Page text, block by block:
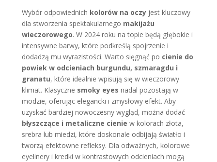
Wybór odpowiednich kolorów na oczyjest kluczowy
dla stworzenia spektakularnego makijażu
wieczorowego. W 2024 roku na topie będą głębokie i
intensywne barwy, które podkreślą spojrzenie i
dodadzą mu wyrazistości. Warto sięgnąć po cienie do
powiek w odcieniach burgundu, szmaragdu i
granatu, które idealnie wpisują się w wieczorowy
klimat. Klasyczne smoky eyes nadal pozostają w
modzie, oferując elegancki i zmysłowy efekt. Aby
uzyskać bardziej nowoczesny wygląd, można dodać
błyszczące i metaliczne cienie w kolorach złota,
srebra lub miedzi, które doskonale odbijają światło i
tworzą efektowne refleksy. Dla odważnych, kolorowe
eyelinery i kredki w kontrastowych odcieniach mogą